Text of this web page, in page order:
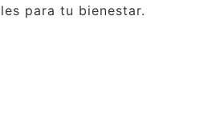
para tu bienestar.